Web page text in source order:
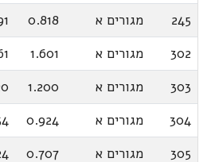
245
מגורים א 0.818
302
מגורים א 1.601
303
מגורים א 1.200
304
מגורים א 0.924
305
מגורים א 0.707